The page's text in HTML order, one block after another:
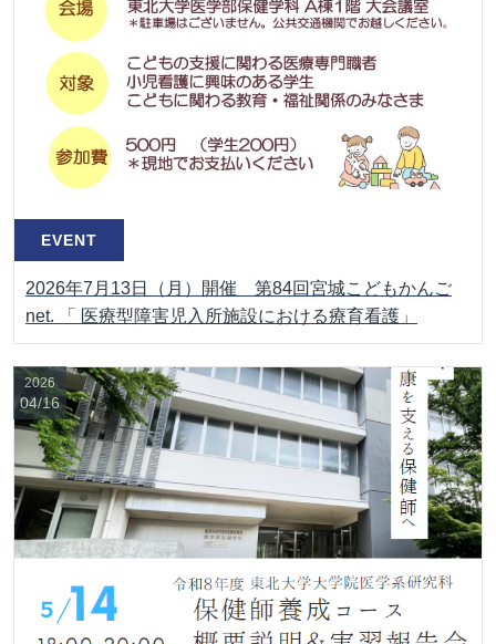
EVENT
2026年7月13日（月）開催 第84回宮城こどもかんご
net. 「 医療型障害児入所施設における療育看護」
2026
04/16